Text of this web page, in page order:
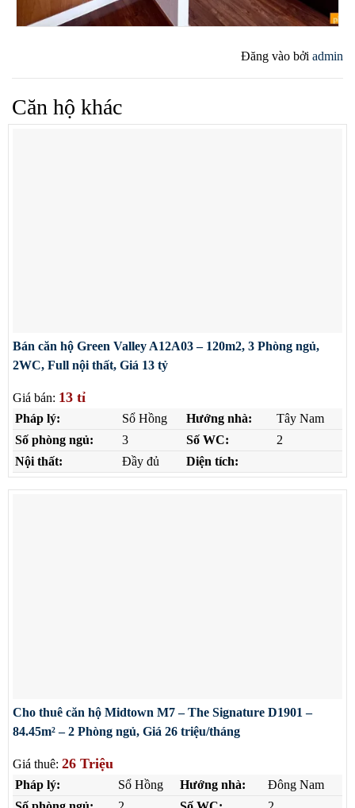
Đăng vào bởi admin
Căn hộ khác
Bán căn hộ Green Valley A12A03 – 120m2, 3 Phòng ngủ,
2WC, Full nội thất, Giá 13 tỷ
Giá bán: 13 tỉ
Pháp lý: Sổ Hồng Hướng nhà:
Tây Nam
Số phòng ngủ:
3 Số WC:
2
Nội thất:
Đầy đủ Diện tích:
Cho thuê căn hộ Midtown M7 – The Signature D1901 –
84.45m² – 2 Phòng ngủ, Giá 26 triệu/tháng
Giá thuê: 26 Triệu
Pháp lý: Sổ Hồng Hướng nhà:
Đông Nam